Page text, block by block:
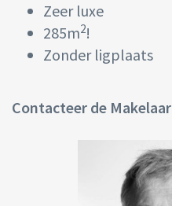
Zeer luxe
285m2!
Zonder ligplaats
Contacteer de Makelaar